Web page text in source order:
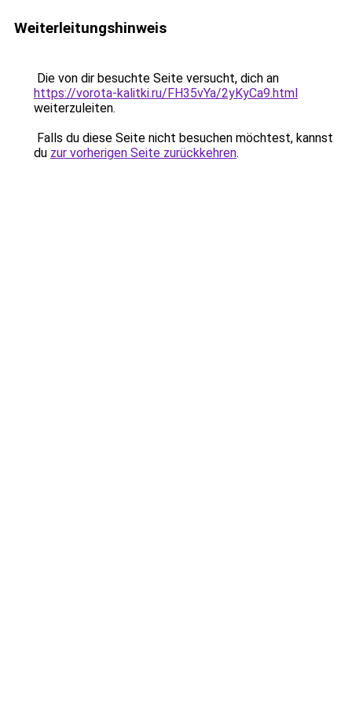
Weiterleitungshinweis
Die von dir besuchte Seite versucht, dich an
https://vorota-kalitki.ru/FH35vYa/2yKyCa9.html
weiterzuleiten.
Falls du diese Seite nicht besuchen möchtest, kannst
du zur vorherigen Seite zurückkehren.